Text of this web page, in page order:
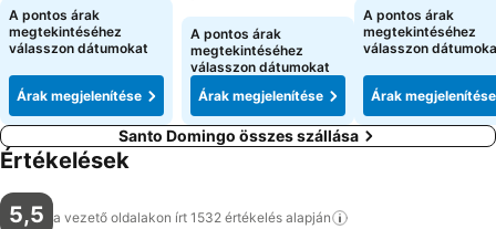
A pontos árak
megtekintéséhez
válasszon dátumokat
Árak megjelenítése
A pontos árak
megtekintéséhez
válasszon dátumokat
Árak megjelenítése
A pontos árak
megtekintéséhez
válasszon
Árak megjelenítése
Santo Domingo összes szállása
Értékelések
5,5 a vezető oldalakon írt 1532 értékelés alapján